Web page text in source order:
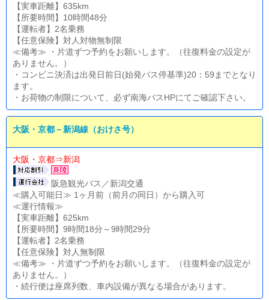
【実車距離】635km
【所要時間】10時間48分
【運転者】2名乗務
【任意保険】対人対物無制限
≪備考≫ ・片道ずつ予約をお願いします。（往復料金の設定が
ありません。）
・コンビニ決済は出発日前日(始発バス停基準)20：59までとなり
ます。
・お荷物の制限について、必ず南海バスHPにてご確認下さい。
大阪・京都－新潟線（おけさ号）
大阪・京都⇒新潟
阪急観光バス／新潟交通
≪購入可能日≫ 1ヶ月前（前月の同日）から購入可
≪運行情報≫
【実車距離】625km
【所要時間】9時間18分～9時間29分
【運転者】2名乗務
【任意保険】対人無制限
≪備考≫ ・片道ずつ予約をお願いします。（往復料金の設定が
ありません。）
・続行便は座席列数、車内設備が異なる場合があります。